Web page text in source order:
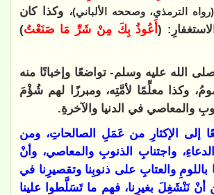
(رواه الترمذي، وصححه الألباني)، وكذا كان
(أَعُوذُ بِكَ مِنْ شَرِّ مَا صَنَعْتُ)
الله عليه وسلم- تواضعًا وإخباتًا منه
وكذا معلِّمًا لأمَّتِه، ومبرزًا لهم شُؤْمَ
والمعاصي في الدنيا والآخرةِ.
إلى الإكثارِ من عَمَلِ الصالحاتِ، ومن
واجتنابِ الذنوبِ والمعاصي، وأنْ
والعتابِ على ذنوبِنا وتقصيرِنا في
أنْ نَنْشَغِلَ بغيرِنا، فهم ما تَسَلَّطوا علينا